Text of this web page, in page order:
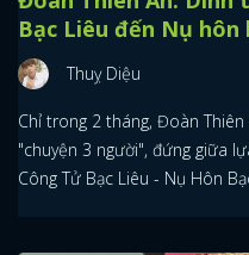
Bạc Liêu đến Nụ hôn
Thuỵ Diệu
Chỉ trong 2 tháng, Đoàn
"chuyện 3 người", đứng giữa
Công Tử Bạc Liêu - Nụ Hôn